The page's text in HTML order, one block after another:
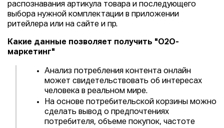
распознавания артикула товара и последующего
выбора нужной комплектации в приложении
ритейлера или на сайте и пр.
Какие данные позволяет получить "О2О-
маркетинг"
Анализ потребления контента онлайн
может свидетельствовать об интересах
человека в реальном мире.
На основе потребительской корзины можно
сделать вывод о предпочтениях
потребителя, объеме покупок, частоте